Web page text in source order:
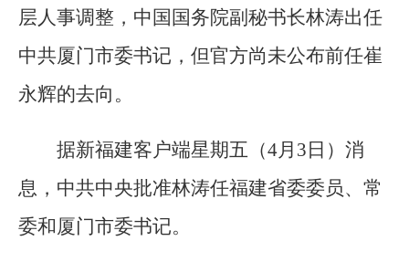
层人事调整，中国国务院副秘书长林涛出任
中共厦门市委书记，但官方尚未公布前任崔
永辉的去向。
据新福建客户端星期五（4月3日）消
息，中共中央批准林涛任福建省委委员、常
委和厦门市委书记。